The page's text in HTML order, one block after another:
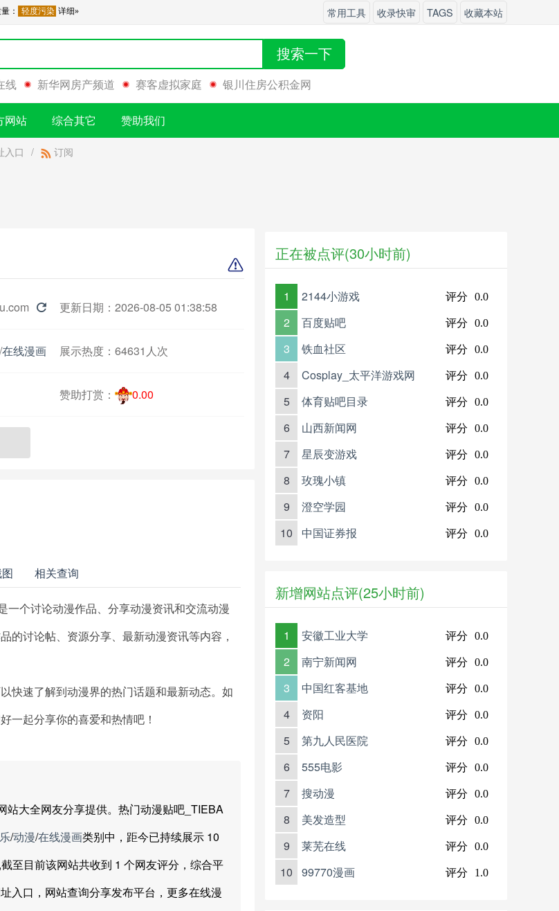
常用工具 收录快审 TAGS 收藏本站
搜索一下
线 新华网房产频道 赛客虚拟家庭 银川住房公积金网
网站 综合其它 赞助我们
入口 / 订阅
 更新日期：2026-08-05 01:38:58
/在线漫画 展示热度： 64631人次
赞助打赏： 0.00
相关查询
个讨论动漫作品、分享动漫资讯和交流动漫
的讨论帖、资源分享、最新动漫资讯等内容，
快速了解到动漫界的热门话题和最新动态。如
一起分享你的喜爱和热情吧！
大全网友分享提供。热门动漫贴吧_TIEBA
/动漫/在线漫画类别中，距今已持续展示 10
至目前该网站共收到 1 个网友评分，综合平
入口，网站查询分享发布平台，更多在线漫
正在被点评(30小时前)
1 2144小游戏 评分 0.0
2 百度贴吧 评分 0.0
3 铁血社区 评分 0.0
4 Cosplay_太平洋游戏网 评分 0.0
5 体育贴吧目录 评分 0.0
6 山西新闻网 评分 0.0
7 星辰变游戏 评分 0.0
8 玫瑰小镇 评分 0.0
9 澄空学园 评分 0.0
10 中国证券报 评分 0.0
新增网站点评(25小时前)
1 安徽工业大学 评分 0.0
2 南宁新闻网 评分 0.0
3 中国红客基地 评分 0.0
4 资阳 评分 0.0
5 第九人民医院 评分 0.0
6 555电影 评分 0.0
7 搜动漫 评分 0.0
8 美发造型 评分 0.0
9 莱芜在线 评分 0.0
10 99770漫画 评分 1.0